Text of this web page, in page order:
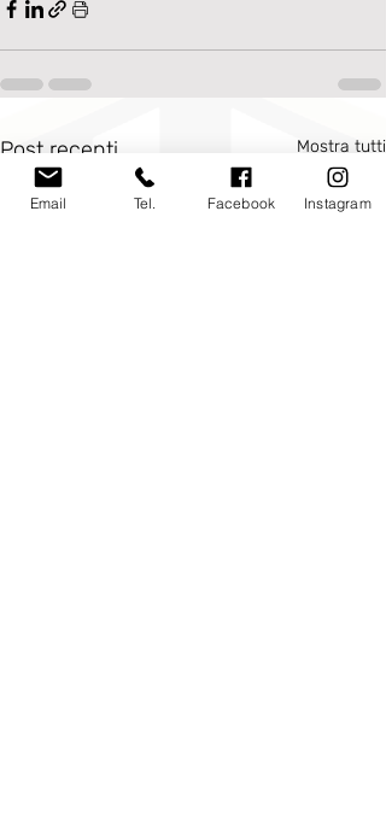
Post recenti Mostra tutti
Email Tel. Facebook Instagram